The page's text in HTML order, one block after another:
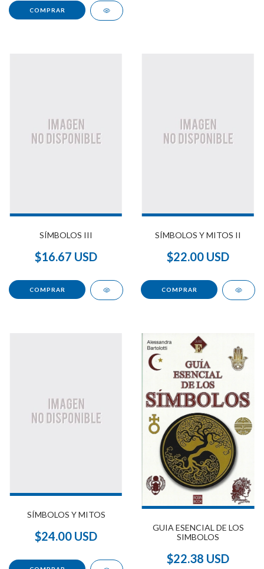
SÍMBOLOS III
$16.67 USD
SÍMBOLOS Y MITOS II
$22.00 USD
SÍMBOLOS Y MITOS
$24.00 USD
GUIA ESENCIAL DE LOS
SIMBOLOS
$22.38 USD